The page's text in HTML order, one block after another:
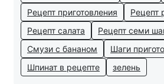
Рецепт приготовления
Рецепт
Рецепт салата
Рецепт семи
Смузи с бананом
Шаги
Шпинат в рецепте
зелень